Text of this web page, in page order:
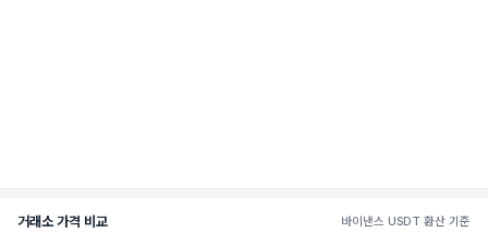
거래소 가격 비교 바이낸스 USDT 환산 기준